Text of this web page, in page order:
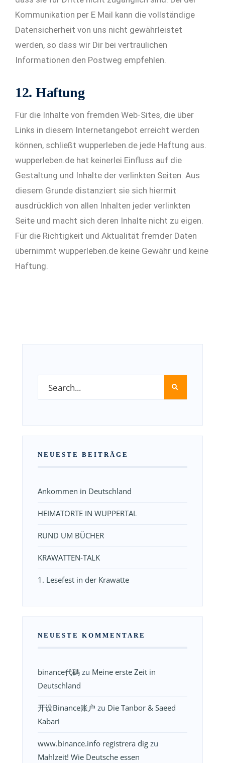
Kommunikation per E Mail kann die vollständige
Datensicherheit von uns nicht gewährleistet
werden, so dass wir Dir bei vertraulichen
Informationen den Postweg empfehlen.
12. Haftung
Für die Inhalte von fremden Web-Sites, die über
Links in diesem Internetangebot erreicht werden
können, schließt wupperleben.de jede Haftung aus.
wupperleben.de hat keinerlei Einfluss auf die
Gestaltung und Inhalte der verlinkten Seiten. Aus
diesem Grunde distanziert sie sich hiermit
ausdrücklich von allen Inhalten jeder verlinkten
Seite und macht sich deren Inhalte nicht zu eigen.
Für die Richtigkeit und Aktualität fremder Daten
übernimmt wupperleben.de keine Gewähr und keine
Haftung.
NEUESTE BEITRÄGE
Ankommen in Deutschland
HEIMATORTE IN WUPPERTAL
RUND UM BÜCHER
KRAWATTEN-TALK
1. Lesefest in der Krawatte
NEUESTE KOMMENTARE
binance代碼 zu Meine erste Zeit in
Deutschland
开设Binance账户 zu Die Tanbor & Saeed
Kabari
www.binance.info registrera dig zu
Mahlzeit! Wie Deutsche essen